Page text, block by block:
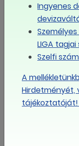
VKDSZ
Miskolctapolcán
Ingyenes
LIGA
Szelfi
A
Hirdetményét,
tájékoztatóját!